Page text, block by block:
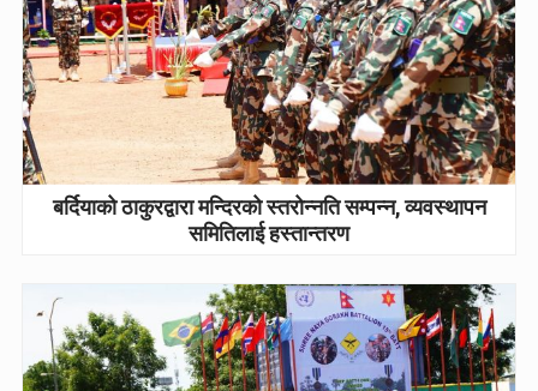
बर्दियाको ठाकुरद्वारा मन्दिरको स्तरोन्नति सम्पन्न, व्यवस्थापन
समितिलाई हस्तान्तरण